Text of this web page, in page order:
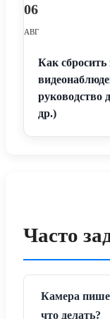
06
АВГ
Как сбросить
руководство
др.)
Часто
Камера
что делать?